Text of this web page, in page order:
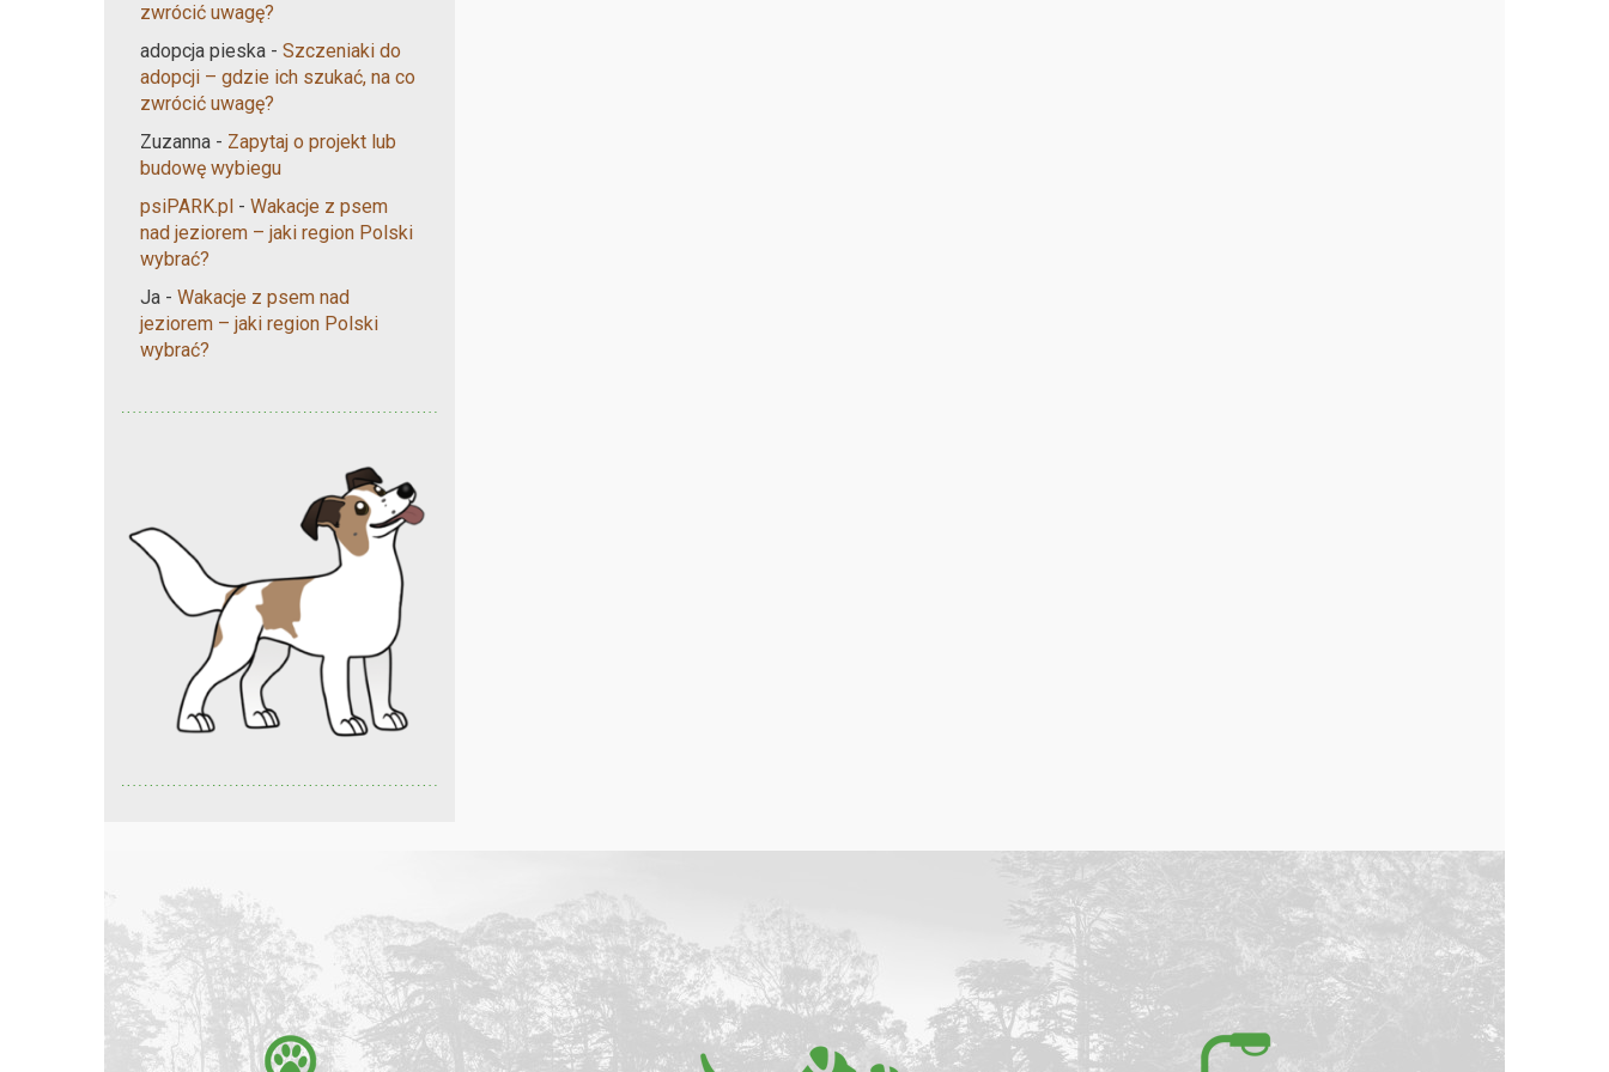
zwrócić uwagę?
adopcja pieska - Szczeniaki do
adopcji – gdzie ich szukać, na co
zwrócić uwagę?
Zuzanna - Zapytaj o projekt lub
budowę wybiegu
psiPARK.pl - Wakacje z psem
nad jeziorem – jaki region Polski
wybrać?
Ja - Wakacje z psem nad
jeziorem – jaki region Polski
wybrać?